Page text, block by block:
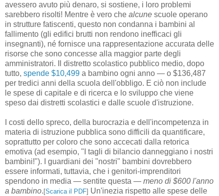
avessero avuto più denaro, si sostiene, i loro problemi
sarebbero risolti! Mentre è vero che alcune scuole operano
in strutture fatiscenti, questo non condanna i bambini al
fallimento (gli edifici brutti non rendono inefficaci gli
insegnanti), né fornisce una rappresentazione accurata delle
risorse che sono concesse alla maggior parte degli
amministratori. Il distretto scolastico pubblico medio, dopo
tutto, spende $10,499 a bambino ogni anno — o $136,487
per tredici anni della scuola dell'obbligo. E ciò non include
le spese di capitale e di ricerca e lo sviluppo che viene
speso dai distretti scolastici e dalle scuole d'istruzione.
I costi dello spreco, della burocrazia e dell'incompetenza in
materia di istruzione pubblica sono difficili da quantificare,
soprattutto per coloro che sono accecati dalla retorica
emotiva (ad esempio, "I tagli di bilancio danneggiano i nostri
bambini!"). I guardiani dei "nostri" bambini dovrebbero
essere informati, tuttavia, che i genitori-imprenditori
spendono in media — sentite questa — meno di $600 l'anno
a bambino. [Scarica il PDF] Un'inezia rispetto alle spese delle